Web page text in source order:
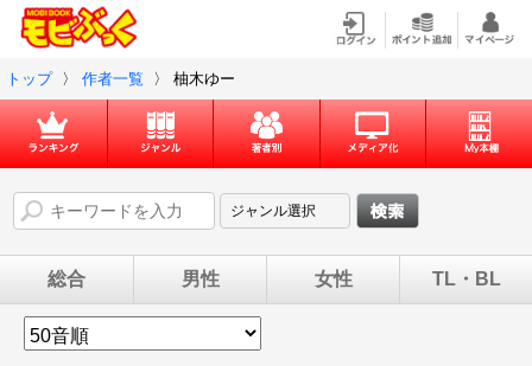
トップ 〉 作者一覧 〉 柚木ゆー
総合 男性 女性 TL・BL